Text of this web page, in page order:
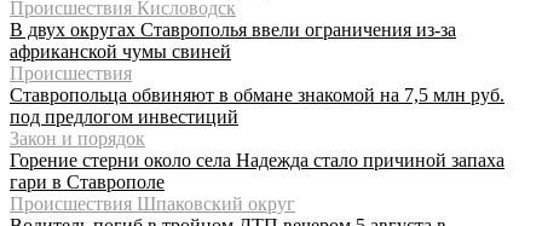
Происшествия Кисловодск
В двух округах Ставрополья ввели ограничения из-за
африканской чумы свиней
Происшествия
Ставропольца обвиняют в обмане знакомой на 7,5 млн руб.
под предлогом инвестиций
Закон и порядок
Горение стерни около села Надежда стало причиной запаха
гари в Ставрополе
Происшествия Шпаковский округ